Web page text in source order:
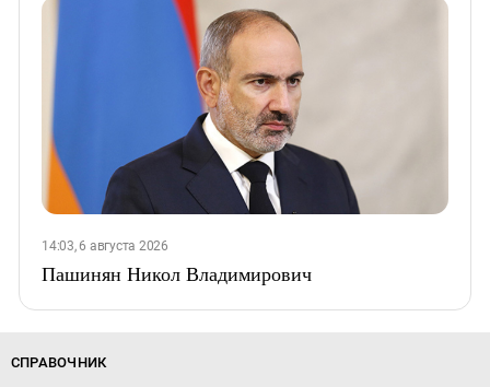
14:03, 6 августа 2026
Пашинян Никол Владимирович
СПРАВОЧНИК